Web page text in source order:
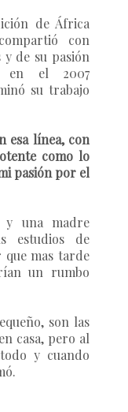
de África
con
y de su pasión
en el 2007
su trabajo
esa línea, con
como lo
pasión por el
y una madre
estudios de
que mas tarde
un rumbo
son las
casa, pero al
y cuando